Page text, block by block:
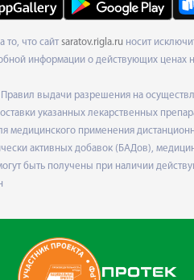
то, что сайт saratov.rigla.ru носит
информации о действующих ценах
выдачи разрешения на
указанных лекарственных
применения
активных добавок (БАДов),
быть получены при наличии